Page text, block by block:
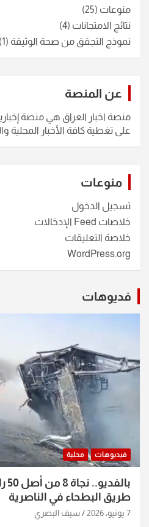
منوعات (25)
نتائج الامتحانات (4)
نموذج التجقق من صحة الوثيقة (1)
عن المنصة
منصة اخبار العراق هي منصة
على تغطية كافة الأخبار المحلية
منوعات
تسجيل الدخول
خلاصات Feed الإدخالات
خلاصة التعليقات
WordPress.org
فديوهات
فيديوهات محلية
طريق البطحاء في الناصرية
7 يونيو، 2026 سيف البصري